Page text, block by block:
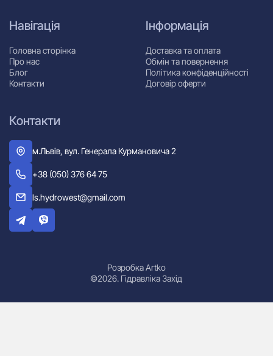
Навігація
Головна сторінка
Про нас
Блог
Контакти
Інформація
Доставка та оплата
Обмін та повернення
Політика конфіденційності
Договір оферти
Контакти
м.Львів, вул. Генерала Курмановича 2
+38 (050) 376 64 75
ls.hydrowest@gmail.com
©2026. Гідравліка Захід
Розробка Artko